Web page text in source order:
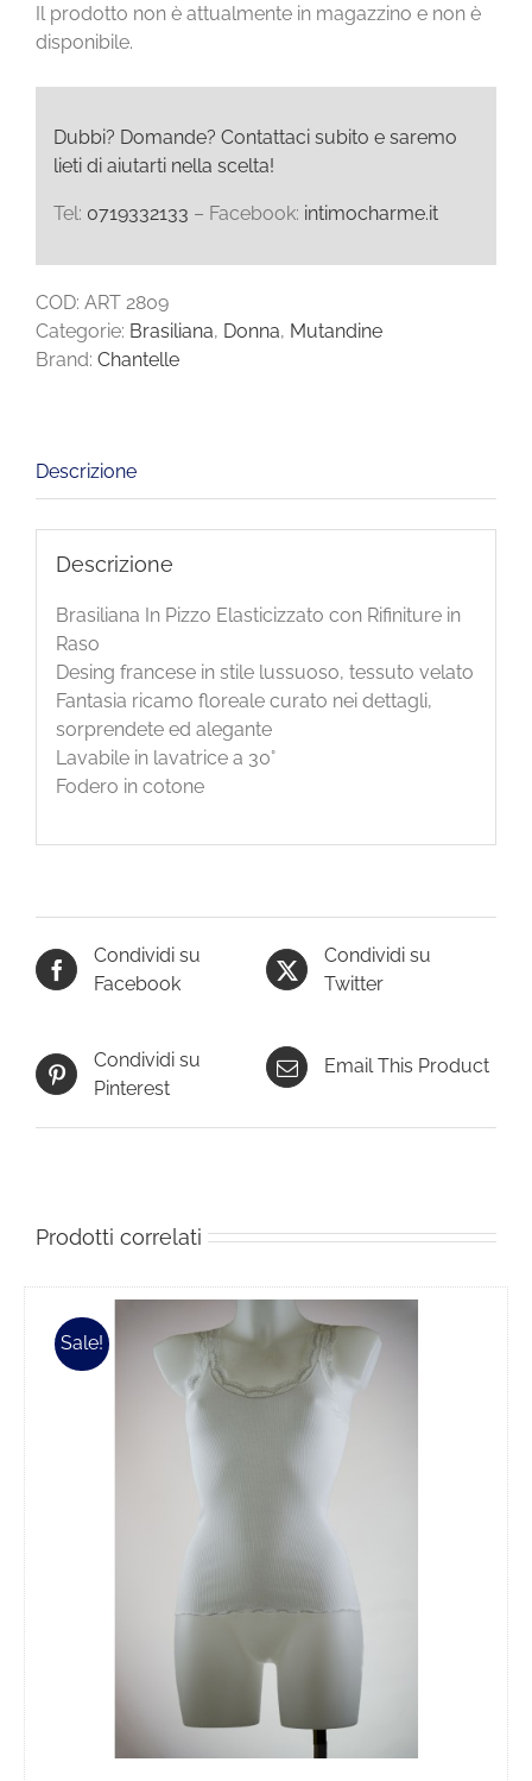
Il prodotto non è attualmente in magazzino e non è
disponibile.
Dubbi? Domande? Contattaci subito e saremo
lieti di aiutarti nella scelta!
Tel: 0719332133 – Facebook: intimocharme.it
COD: ART 2809
Categorie: Brasiliana, Donna, Mutandine
Brand: Chantelle
Descrizione
Descrizione
Brasiliana In Pizzo Elasticizzato con Rifiniture in
Raso
Desing francese in stile lussuoso, tessuto velato
Fantasia ricamo floreale curato nei dettagli,
sorprendete ed alegante
Lavabile in lavatrice a 30°
Fodero in cotone
Condividi su
Facebook
Condividi su
Twitter
Condividi su
Pinterest
Email This Product
Prodotti correlati
Sale!